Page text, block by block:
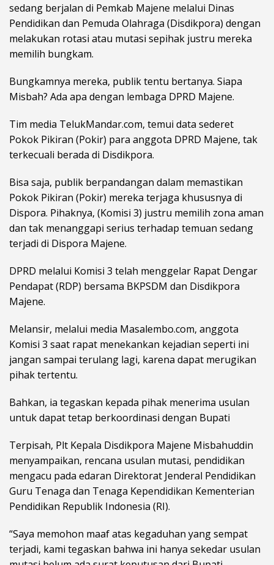
sedang berjalan di Pemkab Majene melalui Dinas
Pendidikan dan Pemuda Olahraga (Disdikpora) dengan
melakukan rotasi atau mutasi sepihak justru mereka
memilih bungkam.
Bungkamnya mereka, publik tentu bertanya. Siapa
Misbah? Ada apa dengan lembaga DPRD Majene.
Tim media TelukMandar.com, temui data sederet
Pokok Pikiran (Pokir) para anggota DPRD Majene, tak
terkecuali berada di Disdikpora.
Bisa saja, publik berpandangan dalam memastikan
Pokok Pikiran (Pokir) mereka terjaga khususnya di
Dispora. Pihaknya, (Komisi 3) justru memilih zona aman
dan tak menanggapi serius terhadap temuan sedang
terjadi di Dispora Majene.
DPRD melalui Komisi 3 telah menggelar Rapat Dengar
Pendapat (RDP) bersama BKPSDM dan Disdikpora
Majene.
Melansir, melalui media Masalembo.com, anggota
Komisi 3 saat rapat menekankan kejadian seperti ini
jangan sampai terulang lagi, karena dapat merugikan
pihak tertentu.
Bahkan, ia tegaskan kepada pihak menerima usulan
untuk dapat tetap berkoordinasi dengan Bupati
Terpisah, Plt Kepala Disdikpora Majene Misbahuddin
menyampaikan, rencana usulan mutasi, pendidikan
mengacu pada edaran Direktorat Jenderal Pendidikan
Guru Tenaga dan Tenaga Kependidikan Kementerian
Pendidikan Republik Indonesia (RI).
“Saya memohon maaf atas kegaduhan yang sempat
terjadi, kami tegaskan bahwa ini hanya sekedar usulan